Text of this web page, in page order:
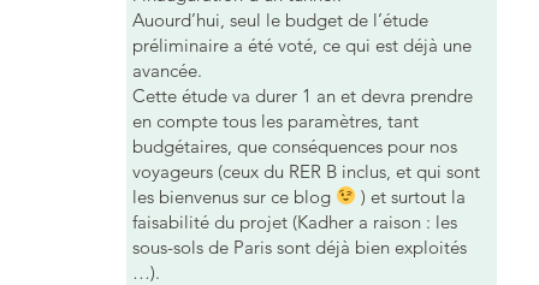
Auourd’hui, seul le budget de l’étude
préliminaire a été voté, ce qui est déjà une
avancée.
Cette étude va durer 1 an et devra prendre
en compte tous les paramètres, tant
budgétaires, que conséquences pour nos
voyageurs (ceux du RER B inclus, et qui sont
les bienvenus sur ce blog
) et surtout la
faisabilité du projet (Kadher a raison : les
sous-sols de Paris sont déjà bien exploités
…).